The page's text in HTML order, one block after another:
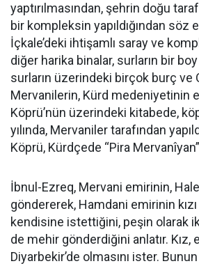
yaptırılmasından, şehrin doğu
bir kompleksin yapıldığından söz
İçkale’deki ihtişamlı saray ve
diğer harika binalar, surların bir
surların üzerindeki birçok burç ve
Mervanilerin, Kürd medeniyetinin
Köprü’nün üzerindeki kitabede,
yılında, Mervaniler tarafından
Köprü, Kürdçede “Pira Mervanîyan”
İbnul-Ezreq, Mervani emirinin,
göndererek, Hamdani emirinin
kendisine istettiğini, peşin olarak
de mehir gönderdiğini anlatır. Kız,
Diyarbekir’de olmasını ister.